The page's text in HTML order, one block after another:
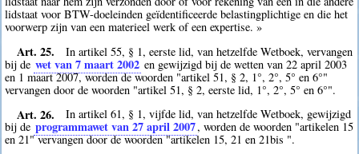
lidstaat voor BTW-doeleinden geïdentificeerde belastingplichtige en die het
voorwerp zijn van een materieel werk of een expertise. »
Art. 25.
In artikel 55, § 1, eerste lid, van hetzelfde Wetboek, vervangen
bij de wet van 7 maart 2002 en gewijzigd bij de wetten van 22 april 2003
en 1 maart 2007, worden de woorden "artikel 51, § 2, 1°, 2°, 5° en 6°"
vervangen door de woorden "artikel 51, § 2, eerste lid, 1°, 2°, 5° en 6°".
Art. 26.
In artikel 61, § 1, vijfde lid, van hetzelfde Wetboek, gewijzigd
bij de programmawet van 27 april 2007, worden de woorden "artikelen 15
en 21" vervangen door de woorden "artikelen 15, 21 en 21bis ".